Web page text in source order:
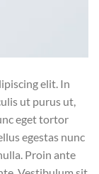
elit. In
ut purus ut,
eget tortor
egestas nunc
Proin ante